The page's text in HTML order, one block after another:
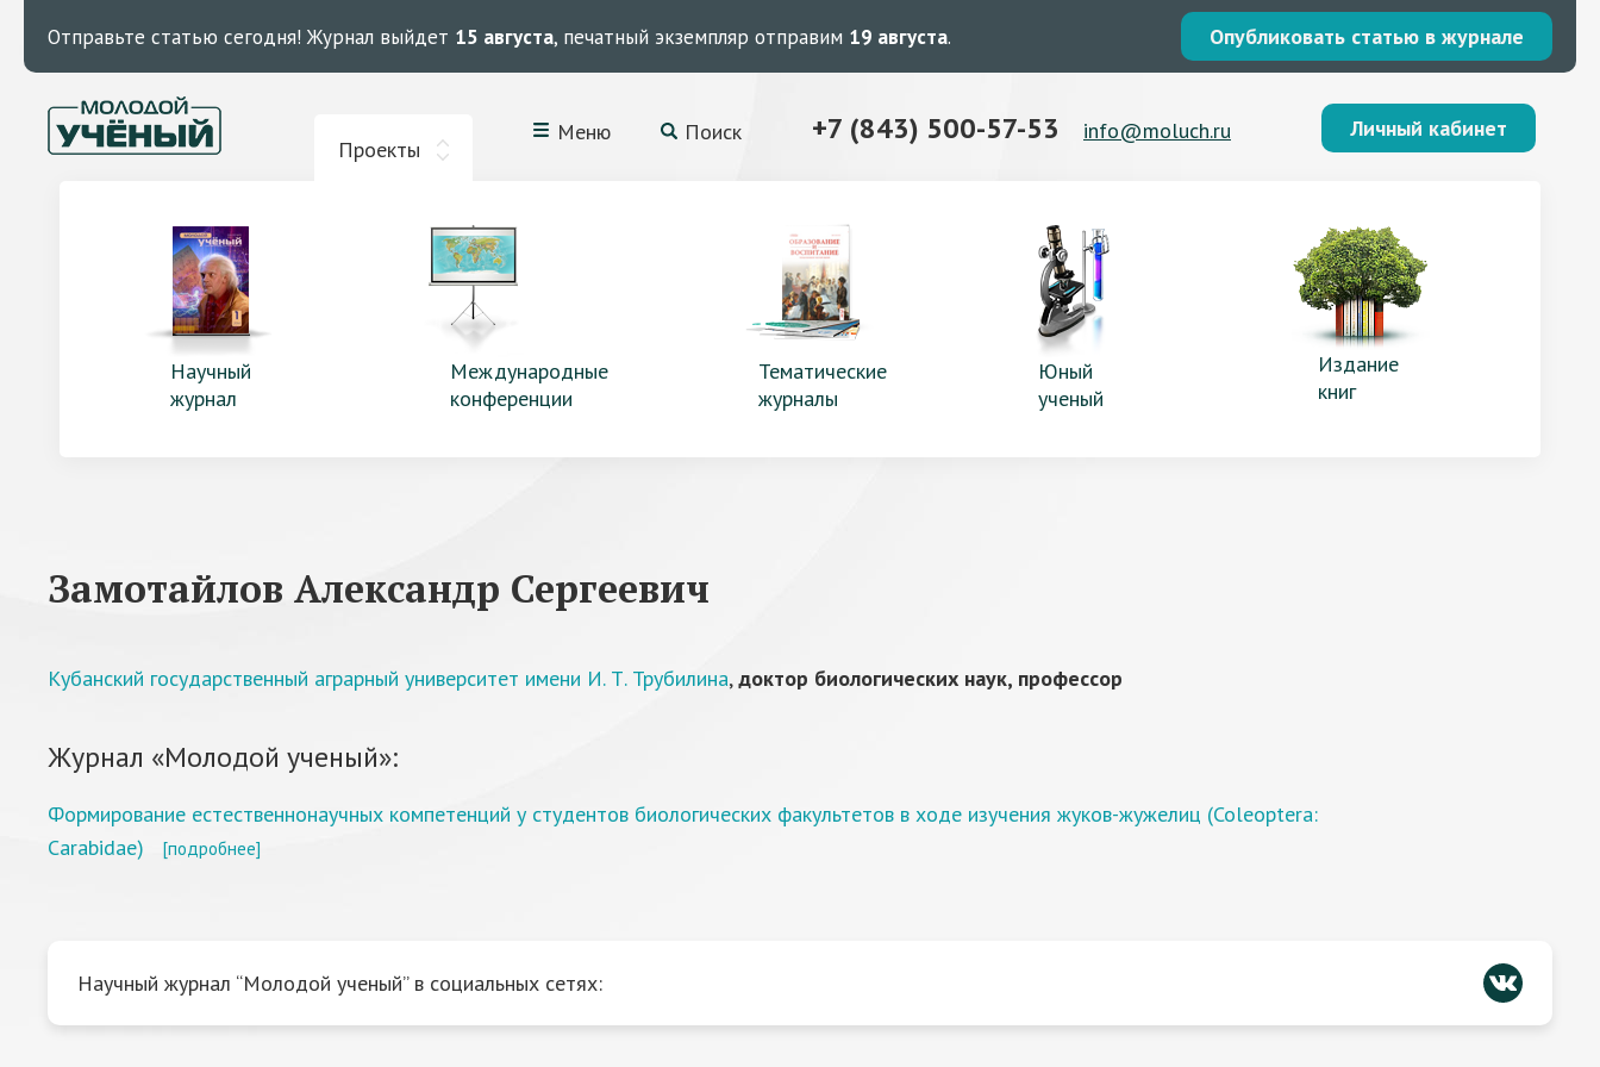
Отправьте статью сегодня! Журнал выйдет 15 августа, печатный экземпляр отправим 19 августа. Опубликовать статью в журнале
Проекты
Меню Поиск +7 (843) 500-57-53 info@moluch.ru Личный кабинет
Научный
журнал
Международные
конференции
Тематические
журналы
Юный
ученый
Издание
книг
Замотайлов Александр Сергеевич
Кубанский государственный аграрный университет имени И. Т. Трубилина,доктор биологических наук, профессор
Журнал «Молодой ученый»:
Формирование естественнонаучных компетенций у студентов биологических факультетов в ходе изучения жуков-жужелиц (Coleoptera:
Carabidae)
[подробнее]
Научный журнал “Молодой ученый” в социальных сетях: